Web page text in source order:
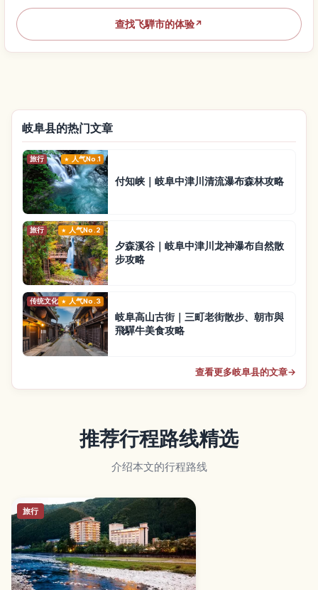
查找飞騨市的体验↗
岐阜县的热门文章
旅行 人气No.1
付知峡｜岐阜中津川清流瀑布森林攻略
旅行 人气No.2
夕森溪谷｜岐阜中津川龙神瀑布自然散
步攻略
传统文化 人气No.3
岐阜高山古街｜三町老街散步、朝市與
飛驒牛美食攻略
查看更多岐阜县的文章→
推荐行程路线精选
介绍本文的行程路线
旅行